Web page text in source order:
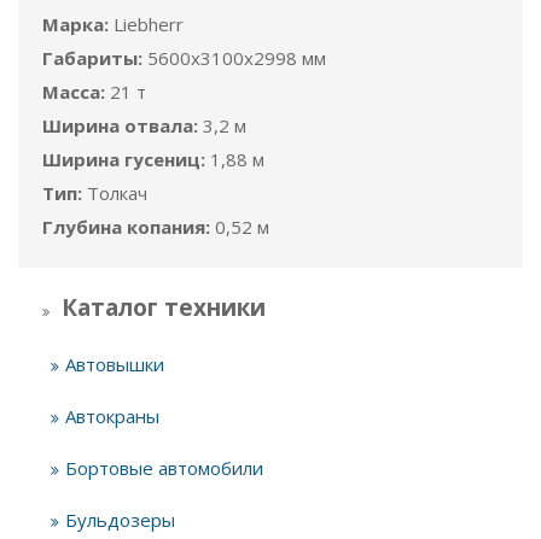
Марка: Liebherr
Габариты: 5600x3100x2998 мм
Масса: 21 т
Ширина отвала: 3,2 м
Ширина гусениц: 1,88 м
Тип: Толкач
Глубина копания: 0,52 м
Каталог техники
Автовышки
Автокраны
Бортовые автомобили
Бульдозеры